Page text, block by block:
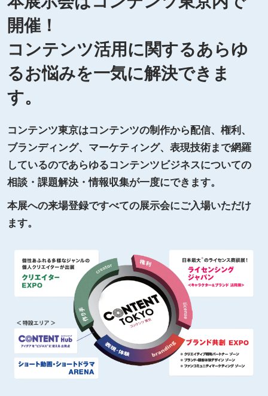
開催！
コンテンツ活用に関するあらゆ
るお悩みを一気に解決できま
す。
コンテンツ東京はコンテンツの制作から配信、権利、
ブランディング、マーケティング、表現技術まで網羅
しているのであらゆるコンテンツビジネスについての
相談・課題解決・情報収集が一度にできます。
本展への来場登録ですべての展示会にご入場いただけ
ます。